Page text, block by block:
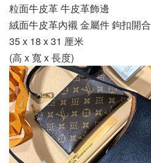
粒面牛皮革 牛皮革飾邊
絨面牛皮革內襯 金屬件 鉤扣開合
35 x 18 x 31 厘米
(高 x 寬 x 長度)